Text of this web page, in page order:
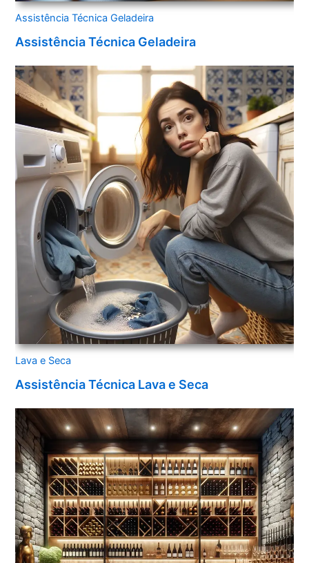
Assistência Técnica Geladeira
Assistência Técnica Geladeira
Lava e Seca
Assistência Técnica Lava e Seca